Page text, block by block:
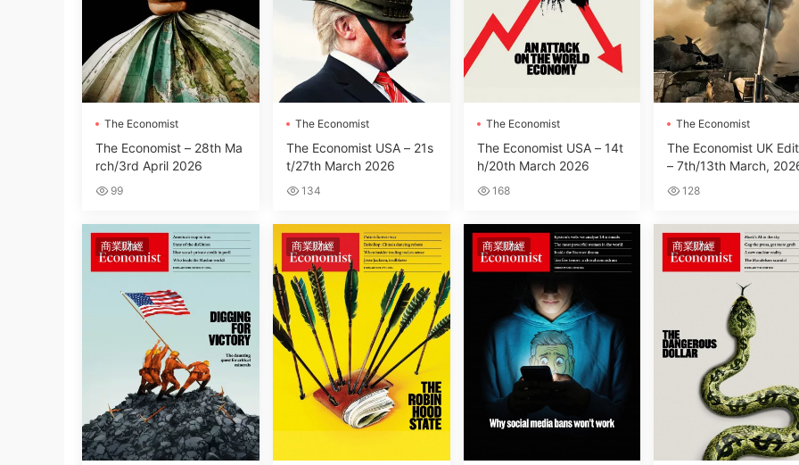
The Economist
The Economist – 28th Ma
rch/3rd April 2026
99
The Economist
The Economist USA – 21s
t/27th March 2026
134
The Economist
The Economist USA – 14t
h/20th March 2026
168
The Economist
The Economist UK
– 7th/13th March,
128
商業财經 商業财經 商業财經 商業财經